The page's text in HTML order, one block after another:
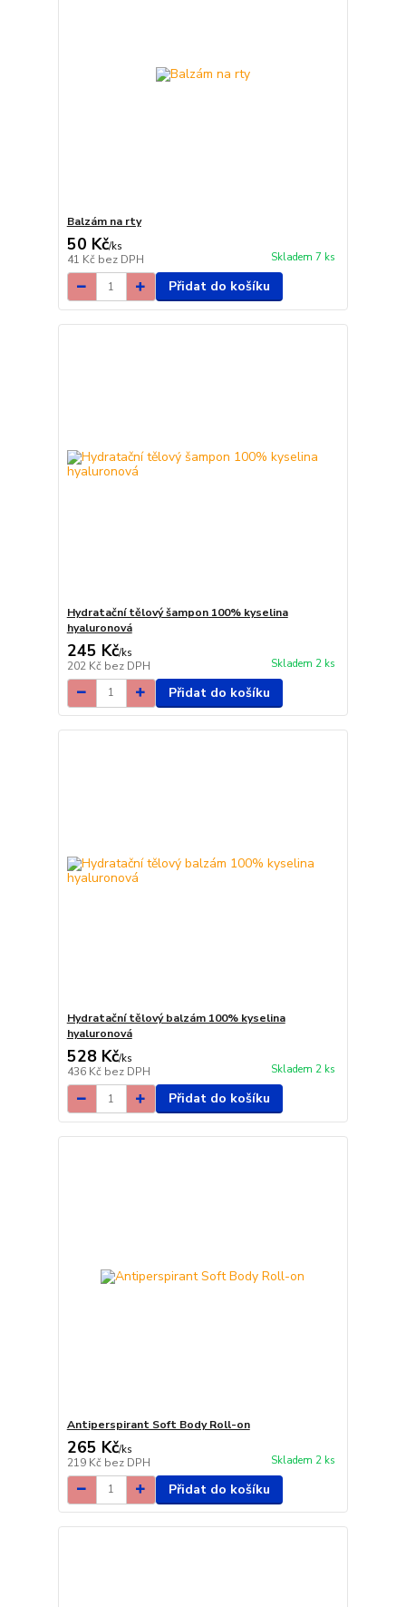
Balzám na rty
50 Kč/ks
41 Kč bez DPH Skladem 7 ks
Přidat do košíku
Hydratační tělový šampon 100% kyselina
hyaluronová
245 Kč/ks
202 Kč bez DPH Skladem 2 ks
Přidat do košíku
Hydratační tělový balzám 100% kyselina
hyaluronová
528 Kč/ks
436 Kč bez DPH Skladem 2 ks
Přidat do košíku
Antiperspirant Soft Body Roll-on
265 Kč/ks
219 Kč bez DPH Skladem 2 ks
Přidat do košíku